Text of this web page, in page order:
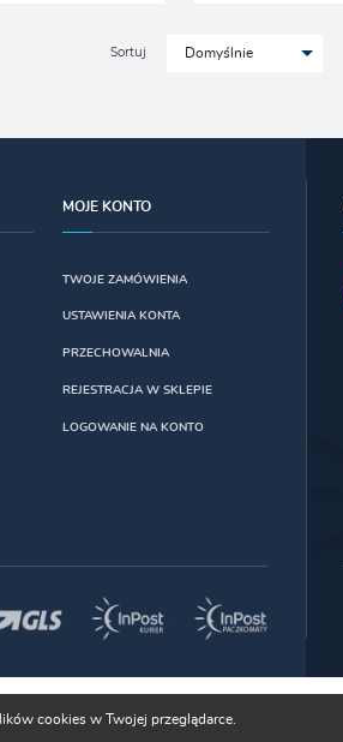
Sortuj Domyślnie
MOJE KONTO
TWOJE ZAMÓWIENIA
USTAWIENIA KONTA
PRZECHOWALNIA
REJESTRACJA W SKLEPIE
LOGOWANIE NA KONTO
cookies w Twojej przeglądarce.